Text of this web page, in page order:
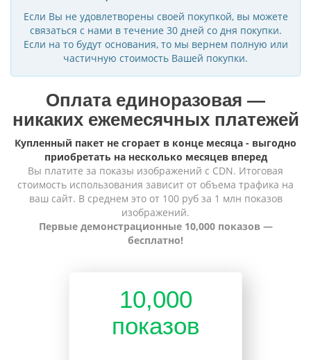
Если Вы не удовлетворены своей покупкой, вы можете
связаться с нами в течение 30 дней со дня покупки.
Если на то будут основания, то мы вернем полную или
частичную стоимость Вашей покупки.
Оплата единоразовая —
никаких ежемесячных платежей
Купленный пакет не сгорает в конце месяца - выгодно
приобретать на несколько месяцев вперед
Вы платите за показы изображений с CDN. Итоговая
стоимость использования зависит от объема трафика на
ваш сайт. В среднем это от 100 руб за 1 млн показов
изображений.
Первые демонстрационные 10,000 показов —
бесплатно!
10,000
показов